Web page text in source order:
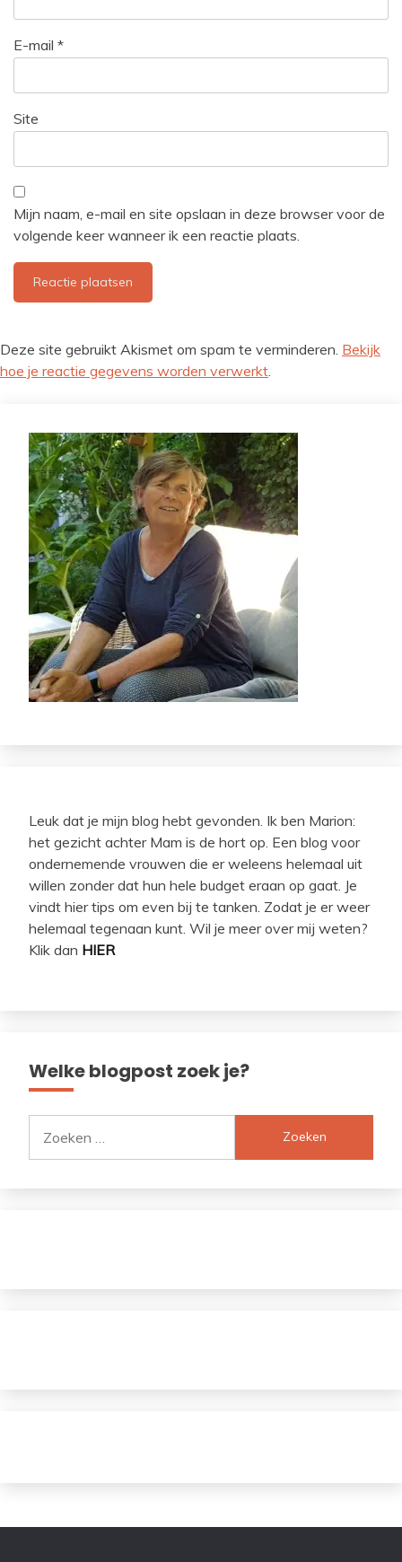
E-mail *
Site
Mijn naam, e-mail en site opslaan in deze browser voor de
volgende keer wanneer ik een reactie plaats.
Deze site gebruikt Akismet om spam te verminderen. Bekijk
hoe je reactie gegevens worden verwerkt
Leuk dat je mijn blog hebt gevonden. Ik ben Marion:
het gezicht achter Mam is de hort op. Een blog voor
ondernemende vrouwen die er weleens helemaal uit
willen zonder dat hun hele budget eraan op gaat. Je
vindt hier tips om even bij te tanken. Zodat je er weer
helemaal tegenaan kunt. Wil je meer over mij weten?
Klik dan HIER
Welke blogpost zoek je?
naar: